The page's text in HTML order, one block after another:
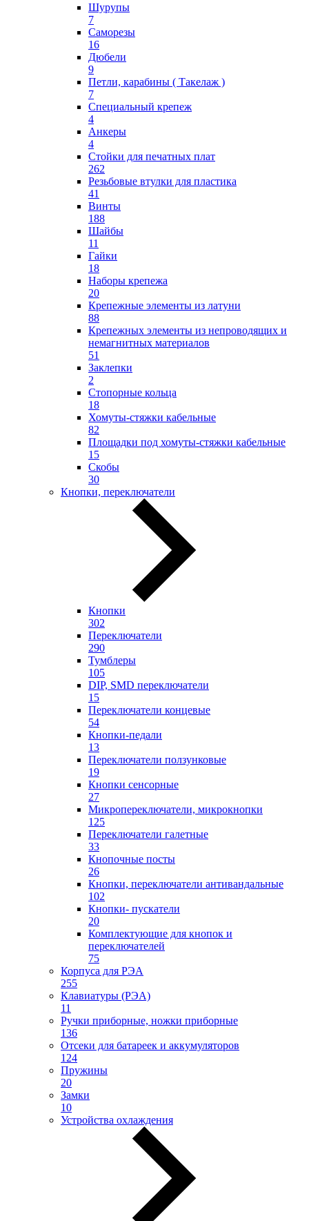
Шурупы
7
Саморезы
16
Дюбели
9
Петли, карабины ( Такелаж )
7
Специальный крепеж
4
Анкеры
4
Стойки для печатных плат
262
Резьбовые втулки для пластика
41
Винты
188
Шайбы
11
Гайки
18
Наборы крепежа
20
Крепежные элементы из латуни
88
Крепежных элементы из непроводящих и
немагнитных материалов
51
Заклепки
2
Стопорные кольца
18
Хомуты-стяжки кабельные
82
Площадки под хомуты-стяжки кабельные
15
Скобы
30
Кнопки, переключатели
Кнопки
302
Переключатели
290
Тумблеры
105
DIP, SMD переключатели
15
Переключатели концевые
54
Кнопки-педали
13
Переключатели ползунковые
19
Кнопки сенсорные
27
Микропереключатели, микрокнопки
125
Переключатели галетные
33
Кнопочные посты
26
Кнопки, переключатели антивандальные
102
Кнопки- пускатели
20
Комплектующие для кнопок и
переключателей
75
Корпуса для РЭА
255
Клавиатуры (РЭА)
11
Ручки приборные, ножки приборные
136
Отсеки для батареек и аккумуляторов
124
Пружины
20
Замки
10
Устройства охлаждения